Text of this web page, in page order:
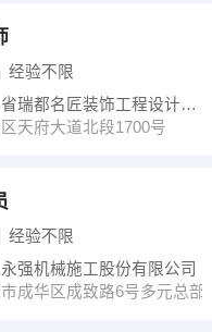
经验不限
四川省瑞都名匠装饰工程设计有限公司
天府大道北段1700号
经验不限
强机械施工股份有限公司
成华区成致路6号多元总部